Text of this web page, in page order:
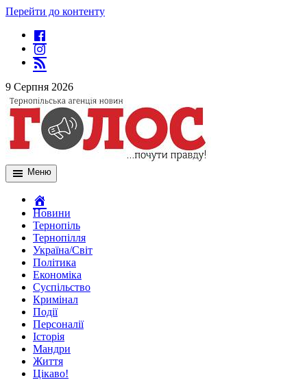
Перейти до контенту
9 Серпня 2026
Меню
Новини
Тернопіль
Тернопілля
Україна/Світ
Політика
Економіка
Суспільство
Кримінал
Події
Персоналії
Історія
Мандри
Життя
Цікаво!